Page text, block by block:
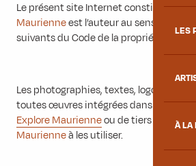
LES
À LA
Le présent site Internet constitue
Maurienneest l’auteur au sens des
suivants du Code de la propriété
Les photographies, textes, logos,
toutes œuvres intégrées dans le site
Explore Maurienneou de tiers ayant
Maurienneà les utiliser.